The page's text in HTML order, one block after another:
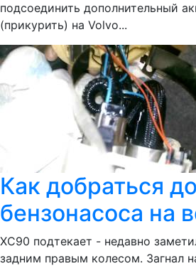
подсоединить дополнительный
(прикурить) на Volvo...
Как добраться до
бензонасоса на
ХС90 подтекает - недавно
задним правым колесом. Загнал